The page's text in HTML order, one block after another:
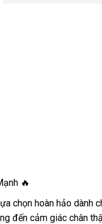
🔥
hoàn hảo dành
đến cảm giác chân